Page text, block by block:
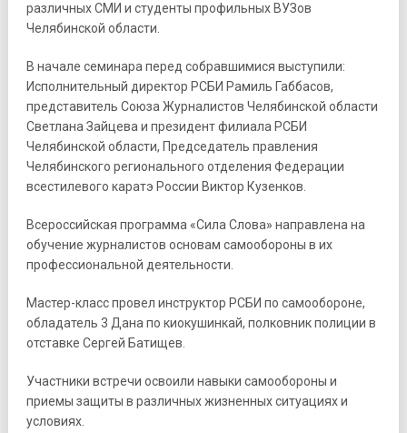
различных СМИ и студенты профильных ВУЗов
Челябинской области.
В начале семинара перед собравшимися выступили:
Исполнительный директор РСБИ Рамиль Габбасов,
представитель Союза Журналистов Челябинской области
Светлана Зайцева и президент филиала РСБИ
Челябинской области, Председатель правления
Челябинского регионального отделения Федерации
всестилевого каратэ России Виктор Кузенков.
Всероссийская программа «Сила Слова» направлена на
обучение журналистов основам самообороны в их
профессиональной деятельности.
Мастер-класс провел инструктор РСБИ по самообороне,
обладатель 3 Дана по киокушинкай, полковник полиции в
отставке Сергей Батищев.
Участники встречи освоили навыки самообороны и
приемы защиты в различных жизненных ситуациях и
условиях.